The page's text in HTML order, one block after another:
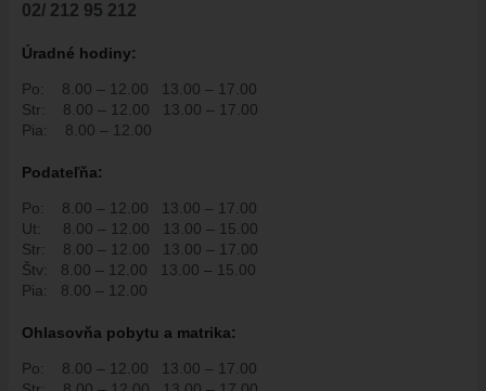
02/ 212 95 212
Úradné hodiny:
Po: 8.00 – 12.00
13.00 – 17.00
Str:
8.00 – 12.00
13.00 – 17.00
Pia:
8.00 – 12.00
Podateľňa:
Po: 8.00 – 12.00
13.00 – 17.00
Ut:
8.00 – 12.00
13.00 – 15.00
Str:
8.00 – 12.00
13.00 – 17.00
Štv:
8.00 – 12.00
13.00 – 15.00
Pia:
8.00 – 12.00
Ohlasovňa pobytu a matrika:
Po: 8.00 – 12.00
13.00 – 17.00